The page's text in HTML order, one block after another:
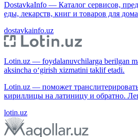
DostavkaInfo — Каталог сервисов,
еды, лекарств, книг и товаров для
dostavkainfo.uz
Lotin.uz — foydalanuvchilarga berilgan
aksincha o‘girish xizmatini taklif etadi.
Lotin.uz — поможет транслитерировать
кириллицы на латиницу и обратно.
lotin.uz